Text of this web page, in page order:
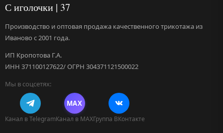
С иголочки | 37
Производство и оптовая продажа качественного трикотажа из
Иваново с 2001 года.
ИП Кропотова Г.А.
ИНН 371100127622/ ОГРН 304371121500022
Мы в соцсетях:
Канал в Telegram
MAX
Канал в MAXГруппа ВКонтакте